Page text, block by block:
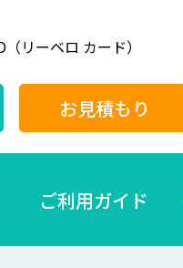
リーベロ カード）
お見積もり
ご利用ガイド